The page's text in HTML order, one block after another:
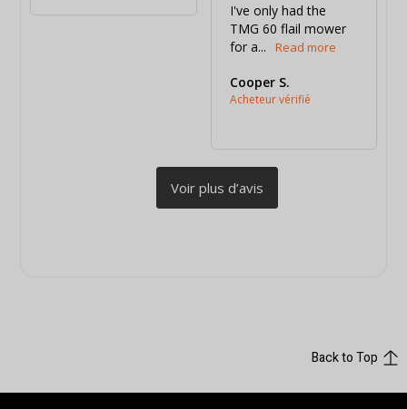
I've only had the
TMG 60 flail mower
for a...
Cooper S.
Back to Top